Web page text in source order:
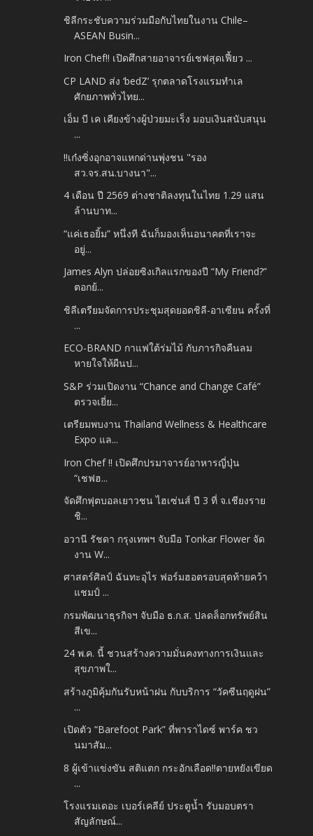
ชิลีกระชับความร่วมมือกับไทยในงาน Chile–
ASEAN Busin...
Iron Chef!! เปิดศึกสายอาจารย์เชฟสุดเฟี้ยว ...
CP LAND ส่ง ‘bedZ’ รุกตลาดโรงแรมทำเล
ศักยภาพทั่วไทย...
เอ็ม บี เค เคียงข้างผู้ป่วยมะเร็ง มอบเงินสนับสนุน
...
‼️เก๋งซิ่งอุกอาจแหกด่านพุ่งชน "รอง
สว.จร.สน.บางนา"...
4 เดือน ปี 2569 ต่างชาติลงทุนในไทย 1.29 แสน
ล้านบาท...
“แค่เธอยิ้ม” หนึ่งที ฉันก็มองเห็นอนาคตที่เราจะ
อยู่...
James Alyn ปล่อยซิงเกิลแรกของปี “My Friend?”
ตอกย้...
ชิลีเตรียมจัดการประชุมสุดยอดชิลี-อาเซียน ครั้งที่
...
ECO-BRAND กาแฟใต้ร่มไม้ กับภารกิจคืนลม
หายใจให้ผืนป...
S&P ร่วมเปิดงาน “Chance and Change Café”
ตรวจเยี่ย...
เตรียมพบงาน Thailand Wellness & Healthcare
Expo แล...
Iron Chef !! เปิดศึกปรมาจารย์อาหารญี่ปุ่น
“เชฟฮ...
จัดศึกฟุตบอลเยาวชน ไฮเซ่นส์ ปี 3 ที่ จ.เชียงราย
ชิ...
อวานี รัชดา กรุงเทพฯ จับมือ Tonkar Flower จัด
งาน W...
ศาสตร์ศิลป์ ฉันทะอุไร ฟอร์มฮอตรอบสุดท้ายคว้า
แชมป์ ...
กรมพัฒนาธุรกิจฯ จับมือ ธ.ก.ส. ปลดล็อกทรัพย์สิน
สีเข...
24 พ.ค. นี้ ชวนสร้างความมั่นคงทางการเงินและ
สุขภาพใ...
สร้างภูมิคุ้มกันรับหน้าฝน กับบริการ “วัคซีนฤดูฝน”
...
เปิดตัว “Barefoot Park” ที่พาราไดซ์ พาร์ค ชว
นมาสัม...
8 ผู้เข้าแข่งขัน สติแตก กระอักเลือด!!ตายหยังเขียด
...
โรงแรมเดอะ เบอร์เคลีย์ ประตูน้ำ รับมอบตรา
สัญลักษณ์...